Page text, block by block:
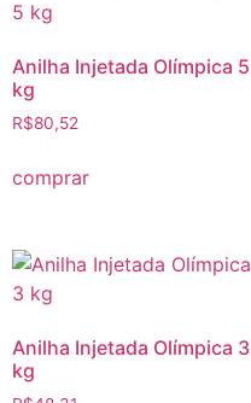
Anilha Injetada Olímpica 5
kg
R$80,52
comprar
Anilha Injetada Olímpica 3
kg